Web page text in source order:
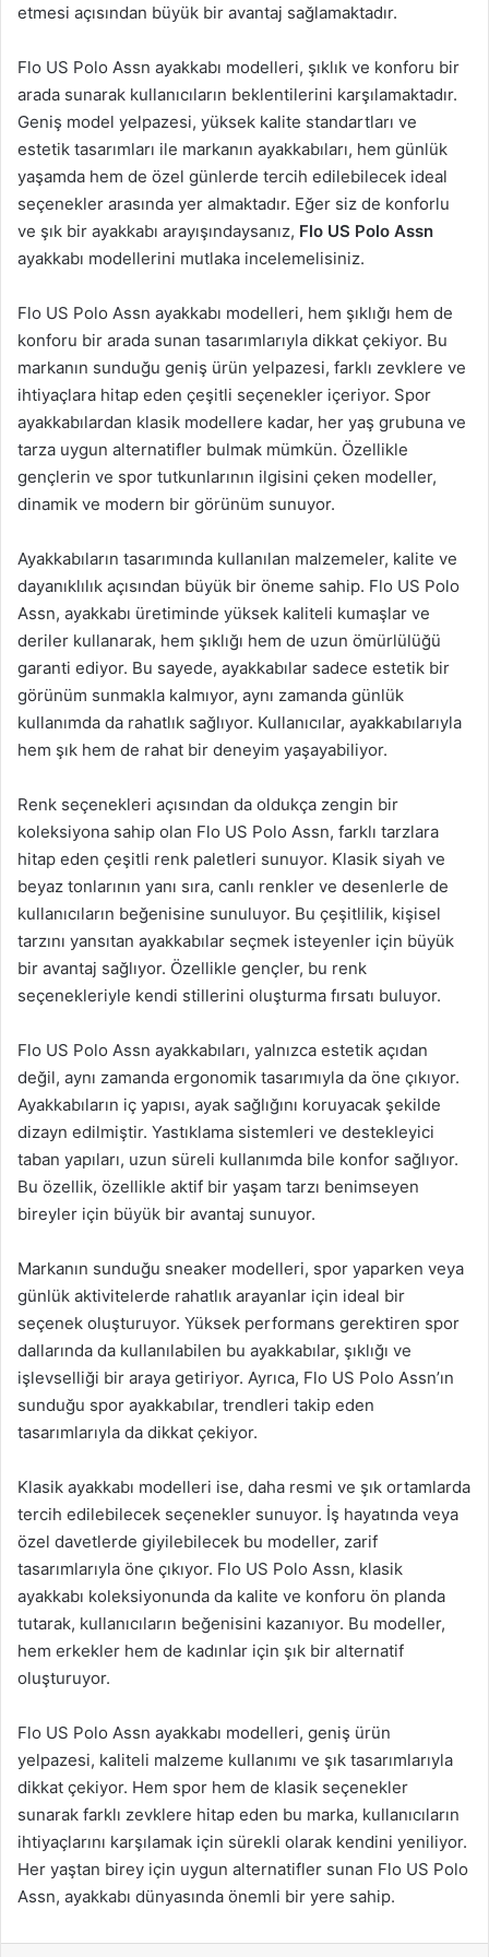
etmesi açısından büyük bir avantaj sağlamaktadır.
Flo US Polo Assn ayakkabı modelleri, şıklık ve konforu bir
arada sunarak kullanıcıların beklentilerini karşılamaktadır.
Geniş model yelpazesi, yüksek kalite standartları ve
estetik tasarımları ile markanın ayakkabıları, hem günlük
yaşamda hem de özel günlerde tercih edilebilecek ideal
seçenekler arasında yer almaktadır. Eğer siz de konforlu
ve şık bir ayakkabı arayışındaysanız, Flo US Polo Assn
ayakkabı modellerini mutlaka incelemelisiniz.
Flo US Polo Assn ayakkabı modelleri, hem şıklığı hem de
konforu bir arada sunan tasarımlarıyla dikkat çekiyor. Bu
markanın sunduğu geniş ürün yelpazesi, farklı zevklere ve
ihtiyaçlara hitap eden çeşitli seçenekler içeriyor. Spor
ayakkabılardan klasik modellere kadar, her yaş grubuna ve
tarza uygun alternatifler bulmak mümkün. Özellikle
gençlerin ve spor tutkunlarının ilgisini çeken modeller,
dinamik ve modern bir görünüm sunuyor.
Ayakkabıların tasarımında kullanılan malzemeler, kalite ve
dayanıklılık açısından büyük bir öneme sahip. Flo US Polo
Assn, ayakkabı üretiminde yüksek kaliteli kumaşlar ve
deriler kullanarak, hem şıklığı hem de uzun ömürlülüğü
garanti ediyor. Bu sayede, ayakkabılar sadece estetik bir
görünüm sunmakla kalmıyor, aynı zamanda günlük
kullanımda da rahatlık sağlıyor. Kullanıcılar, ayakkabılarıyla
hem şık hem de rahat bir deneyim yaşayabiliyor.
Renk seçenekleri açısından da oldukça zengin bir
koleksiyona sahip olan Flo US Polo Assn, farklı tarzlara
hitap eden çeşitli renk paletleri sunuyor. Klasik siyah ve
beyaz tonlarının yanı sıra, canlı renkler ve desenlerle de
kullanıcıların beğenisine sunuluyor. Bu çeşitlilik, kişisel
tarzını yansıtan ayakkabılar seçmek isteyenler için büyük
bir avantaj sağlıyor. Özellikle gençler, bu renk
seçenekleriyle kendi stillerini oluşturma fırsatı buluyor.
Flo US Polo Assn ayakkabıları, yalnızca estetik açıdan
değil, aynı zamanda ergonomik tasarımıyla da öne çıkıyor.
Ayakkabıların iç yapısı, ayak sağlığını koruyacak şekilde
dizayn edilmiştir. Yastıklama sistemleri ve destekleyici
taban yapıları, uzun süreli kullanımda bile konfor sağlıyor.
Bu özellik, özellikle aktif bir yaşam tarzı benimseyen
bireyler için büyük bir avantaj sunuyor.
Markanın sunduğu sneaker modelleri, spor yaparken veya
günlük aktivitelerde rahatlık arayanlar için ideal bir
seçenek oluşturuyor. Yüksek performans gerektiren spor
dallarında da kullanılabilen bu ayakkabılar, şıklığı ve
işlevselliği bir araya getiriyor. Ayrıca, Flo US Polo Assn’ın
sunduğu spor ayakkabılar, trendleri takip eden
tasarımlarıyla da dikkat çekiyor.
Klasik ayakkabı modelleri ise, daha resmi ve şık ortamlarda
tercih edilebilecek seçenekler sunuyor. İş hayatında veya
özel davetlerde giyilebilecek bu modeller, zarif
tasarımlarıyla öne çıkıyor. Flo US Polo Assn, klasik
ayakkabı koleksiyonunda da kalite ve konforu ön planda
tutarak, kullanıcıların beğenisini kazanıyor. Bu modeller,
hem erkekler hem de kadınlar için şık bir alternatif
oluşturuyor.
Flo US Polo Assn ayakkabı modelleri, geniş ürün
yelpazesi, kaliteli malzeme kullanımı ve şık tasarımlarıyla
dikkat çekiyor. Hem spor hem de klasik seçenekler
sunarak farklı zevklere hitap eden bu marka, kullanıcıların
ihtiyaçlarını karşılamak için sürekli olarak kendini yeniliyor.
Her yaştan birey için uygun alternatifler sunan Flo US Polo
Assn, ayakkabı dünyasında önemli bir yere sahip.